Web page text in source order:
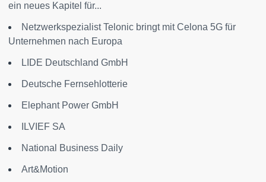
ein neues Kapitel für...
Netzwerkspezialist Telonic bringt mit Celona 5G für
Unternehmen nach Europa
LIDE Deutschland GmbH
Deutsche Fernsehlotterie
Elephant Power GmbH
ILVIEF SA
National Business Daily
Art&Motion